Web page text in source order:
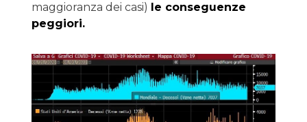
maggioranza dei casi) le conseguenze
peggiori.